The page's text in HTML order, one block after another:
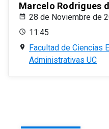
Marcelo Rodrigues
28 de Noviembre de
11:45
Facultad de Ciencias
Administrativas UC